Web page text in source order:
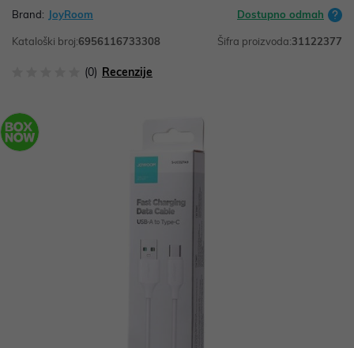
Brand: JoyRoom Dostupno odmah
Kataloški broj:6956116733308 Šifra proizvoda:31122377
(0) Recenzije